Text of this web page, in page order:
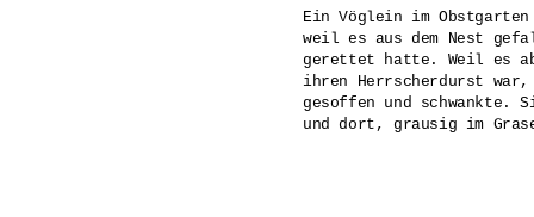
Ein Vöglein im
weil es aus dem Nest
gerettet hatte. Weil es
ihren Herrscherdurst
gesoffen und schwankte.
und dort, grausig im